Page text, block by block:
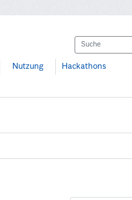
Nutzung Hackathons